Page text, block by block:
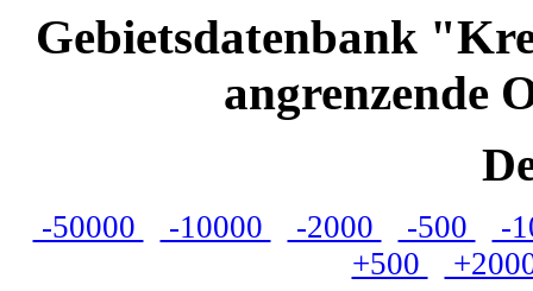
Gebietsdatenbank
angrenzende
-50000 -10000 -2000 -500
-
+500